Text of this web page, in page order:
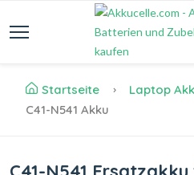
Startseite Laptop
C41-N541 Akku